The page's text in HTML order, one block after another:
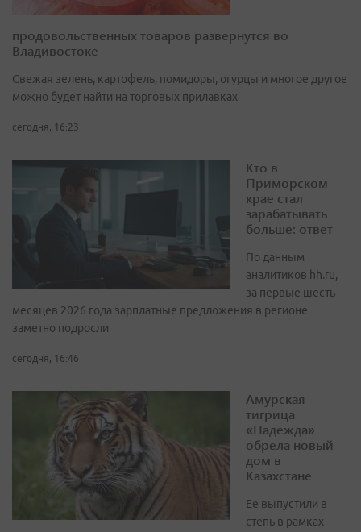
продовольственных товаров развернутся во
Владивостоке
Свежая зелень, картофель, помидоры, огурцы и многое другое
можно будет найти на торговых прилавках
сегодня, 16:23
Кто в
Приморском
крае стал
зарабатывать
больше: ответ
По данным
аналитиков hh.ru,
за первые шесть
месяцев 2026 года зарплатные предложения в регионе
заметно подросли
сегодня, 16:46
Амурская
тигрица
«Надежда»
обрела новый
дом в
Казахстане
Ее выпустили в
степь в рамках